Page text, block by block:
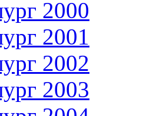
2000
2001
2002
2003